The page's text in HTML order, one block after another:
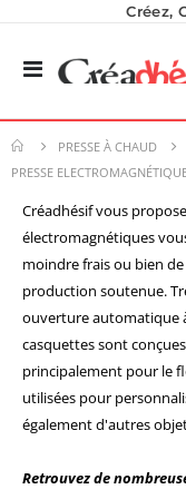
Créez,
Basculer
PRESSE À CHAUD
PRESSE
Créadhésif vous
électromagnétiques
moindre frais ou bien
production soutenue.
ouverture automatique
casquettes sont
principalement pour le
utilisées pour
également d'autres
Retrouvez de
9,90 €
8,25 €
À partir de
Rating:
0%
8
7 491,67